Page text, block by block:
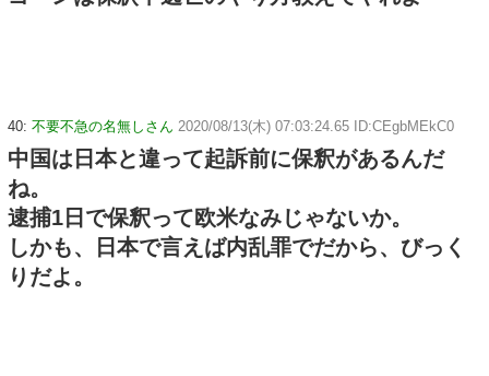
40: 不要不急の名無しさん 2020/08/13(木) 07:03:24.65 ID:CEgbMEkC0
中国は日本と違って起訴前に保釈があるんだ
ね。
逮捕1日で保釈って欧米なみじゃないか。
しかも、日本で言えば内乱罪でだから、びっく
りだよ。